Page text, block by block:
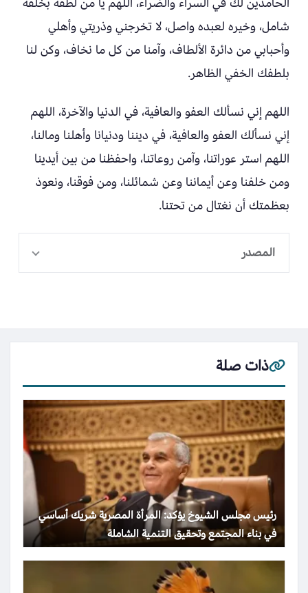
شامل، وخيره لعبده واصل، لا تخرجني وذريتي وأهلي
وأحبابي من دائرة الألطاف، وآمنا من كل ما نخاف، وكن لنا
بلطفك الخفي الظاهر.
اللهم إني نسألك العفو والعافية، في الدنيا والآخرة، اللهم
إني نسألك العفو والعافية، في ديننا ودنيانا وأهلنا ومالنا،
اللهم استر عوراتنا، وآمن روعاتنا، واحفظنا من بين أيدينا
ومن خلفنا وعن أيماننا وعن شمائلنا، ومن فوقنا، ونعوذ
بعظمتك أن نغتال من تحتنا.
المصدر
ذات صلة
رئيس مجلس الشيوخ يؤكد: المرأة المصرية شريك أساسي
في بناء المجتمع وتحقيق التنمية الشاملة